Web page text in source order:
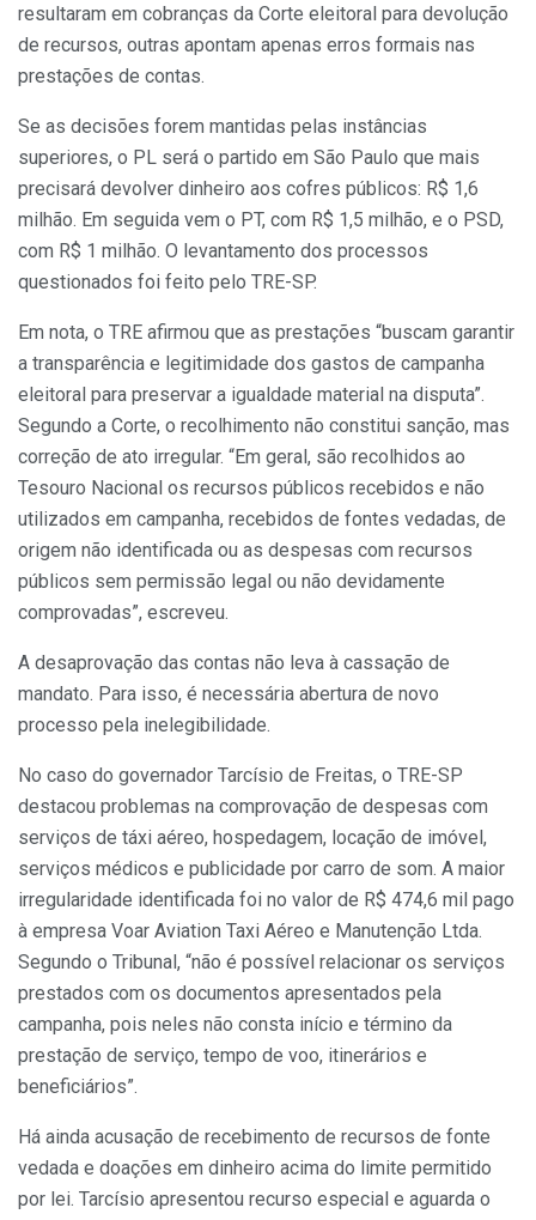
resultaram em cobranças da Corte eleitoral para devolução
de recursos, outras apontam apenas erros formais nas
prestações de contas.
Se as decisões forem mantidas pelas instâncias
superiores, o PL será o partido em São Paulo que mais
precisará devolver dinheiro aos cofres públicos: R$ 1,6
milhão. Em seguida vem o PT, com R$ 1,5 milhão, e o PSD,
com R$ 1 milhão. O levantamento dos processos
questionados foi feito pelo TRE-SP.
Em nota, o TRE afirmou que as prestações “buscam garantir
a transparência e legitimidade dos gastos de campanha
eleitoral para preservar a igualdade material na disputa”.
Segundo a Corte, o recolhimento não constitui sanção, mas
correção de ato irregular. “Em geral, são recolhidos ao
Tesouro Nacional os recursos públicos recebidos e não
utilizados em campanha, recebidos de fontes vedadas, de
origem não identificada ou as despesas com recursos
públicos sem permissão legal ou não devidamente
comprovadas”, escreveu.
A desaprovação das contas não leva à cassação de
mandato. Para isso, é necessária abertura de novo
processo pela inelegibilidade.
No caso do governador Tarcísio de Freitas, o TRE-SP
destacou problemas na comprovação de despesas com
serviços de táxi aéreo, hospedagem, locação de imóvel,
serviços médicos e publicidade por carro de som. A maior
irregularidade identificada foi no valor de R$ 474,6 mil pago
à empresa Voar Aviation Taxi Aéreo e Manutenção Ltda.
Segundo o Tribunal, “não é possível relacionar os serviços
prestados com os documentos apresentados pela
campanha, pois neles não consta início e término da
prestação de serviço, tempo de voo, itinerários e
beneficiários”.
Há ainda acusação de recebimento de recursos de fonte
vedada e doações em dinheiro acima do limite permitido
por lei. Tarcísio apresentou recurso especial e aguarda o